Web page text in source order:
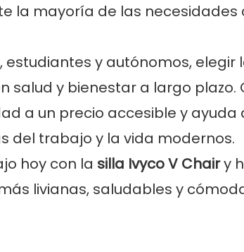
la mayoría de las necesidades
y autónomos, elegir
salud y bienestar a largo
a un precio accesible y ayuda
del trabajo y la vida modernos.
hoy con la silla Ivyco V Chairy
livianas, saludables y